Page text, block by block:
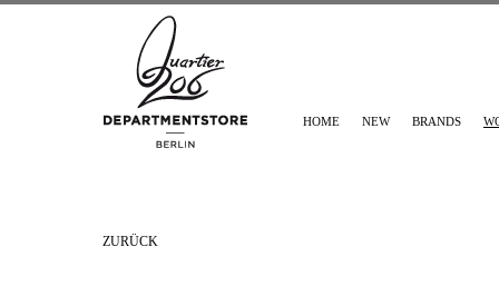
HOME NEW BRANDS
ZURÜCK